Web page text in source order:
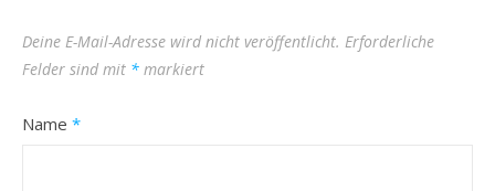
Deine E-Mail-Adresse wird nicht veröffentlicht. Erforderliche
Felder sind mit * markiert
Name *